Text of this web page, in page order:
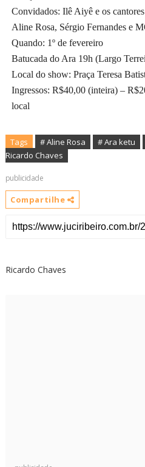
Convidados: Ilê Aiyê e os
Aline Rosa, Sérgio Fernandes e
Quando: 1º de fevereiro
Batucada do Ara 19h (Largo
Local do show: Praça Teresa
Ingressos: R$40,00 (inteira) –
local
Tags # Aline Rosa # Ara ketu
Ricardo Chaves
publicidade
Compartilhe
Ricardo Chaves